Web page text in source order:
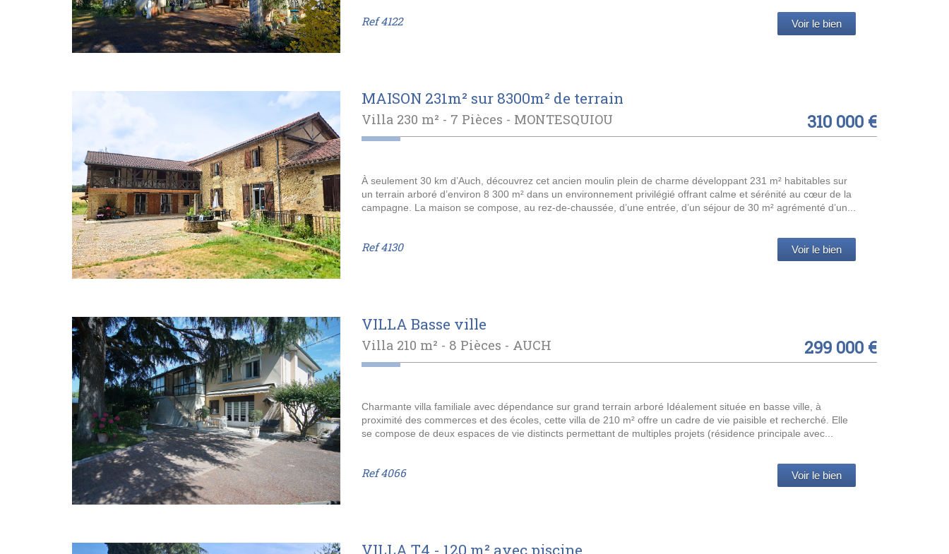
Ref4122 Voir le bien
MAISON 231m² sur 8300m² de terrain
Villa 230 m² - 7 Pièces - MONTESQUIOU 310 000 €
À seulement 30 km d’Auch, découvrez cet ancien moulin plein de charme développant 231 m² habitables sur
un terrain arboré d’environ 8 300 m² dans un environnement privilégié offrant calme et sérénité au cœur de la
campagne. La maison se compose, au rez-de-chaussée, d’une entrée, d’un séjour de 30 m² agrémenté d’un...
Ref4130 Voir le bien
VILLA Basse ville
Villa 210 m² - 8 Pièces - AUCH 299 000 €
Charmante villa familiale avec dépendance sur grand terrain arboré Idéalement située en basse ville, à
proximité des commerces et des écoles, cette villa de 210 m² offre un cadre de vie paisible et recherché. Elle
se compose de deux espaces de vie distincts permettant de multiples projets (résidence principale avec...
Ref4066 Voir le bien
VILLA T4 - 120 m² avec piscine